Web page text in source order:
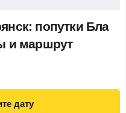
попутки Бла
и маршрут
дату